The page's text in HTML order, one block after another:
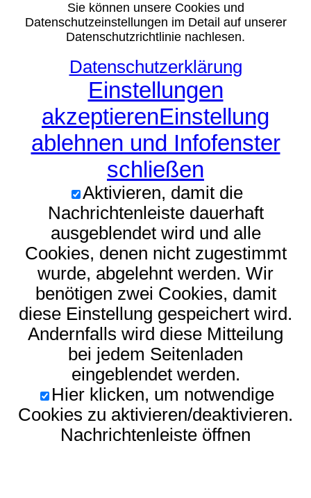
Sie können unsere Cookies und
Datenschutzeinstellungen im Detail auf unserer
Datenschutzrichtlinie nachlesen.
Datenschutzerklärung
Einstellungen
akzeptierenEinstellung
ablehnen und Infofenster
schließen
Aktivieren, damit die
Nachrichtenleiste dauerhaft
ausgeblendet wird und alle
Cookies, denen nicht zugestimmt
wurde, abgelehnt werden. Wir
benötigen zwei Cookies, damit
diese Einstellung gespeichert wird.
Andernfalls wird diese Mitteilung
bei jedem Seitenladen
eingeblendet werden.
Hier klicken, um notwendige
Cookies zu aktivieren/deaktivieren.
Nachrichtenleiste öffnen